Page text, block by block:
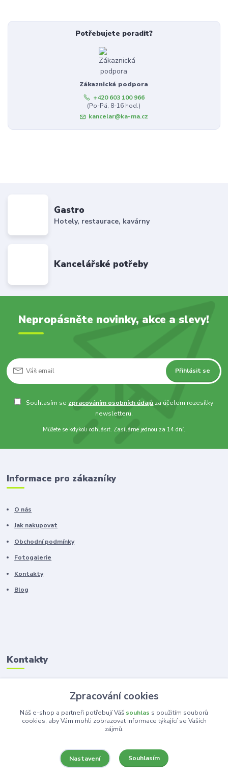
Potřebujete poradit?
Zákaznická podpora
+420 603 100 966
(Po-Pá, 8-16 hod.)
kancelar@ka-ma.cz
Gastro
Hotely, restaurace, kavárny
Kancelářské potřeby
Nepropásněte novinky, akce a slevy!
Přihlásit se
Souhlasím se zpracováním osobních údajů za účelem rozesílky
newsletteru.
Můžete se kdykoli odhlásit. Zasíláme jednou za 14 dní.
Informace pro zákazníky
O nás
Jak nakupovat
Obchodní podmínky
Fotogalerie
Kontakty
Blog
Kontakty
Zákaznická podpora
+420 603 100 966
(Po-Pá, 8-16 hod.)
Zpracování cookies
Náš e-shop a partneři potřebují Váš souhlas s použitím souborů
cookies, aby Vám mohli zobrazovat informace týkající se Vašich
zájmů.
Nastavení Souhlasím